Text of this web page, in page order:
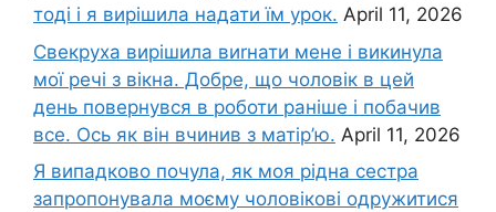
тоді і я вирішила надати їм урок. April 11, 2026
Свекруха вирішила виrнати мене і викинула
мої речі з вікна. Добре, що чоловік в цей
день повернувся в роботи раніше і побачив
все. Ось як він вчинив з матір’ю. April 11, 2026
Я випадково почула, як моя рідна сестра
запропонувала моєму чоловікові одружитися